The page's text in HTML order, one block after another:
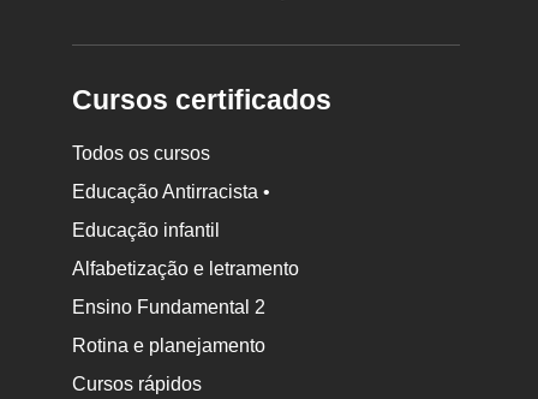
Cursos certificados
Todos os cursos
Educação Antirracista •
Educação infantil
Alfabetização e letramento
Ensino Fundamental 2
Rotina e planejamento
Cursos rápidos